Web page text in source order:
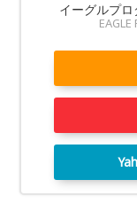
イーグルプロ